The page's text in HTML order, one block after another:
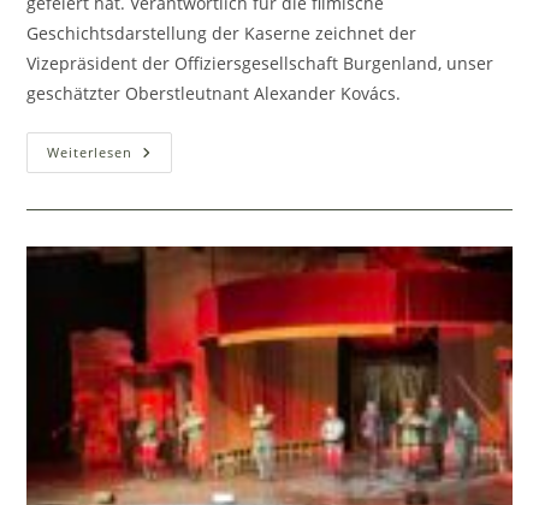
Geschichtsdarstellung der Kaserne zeichnet der
Vizepräsident der Offiziersgesellschaft Burgenland, unser
geschätzter Oberstleutnant Alexander Kovács.
Weiterlesen Filmpremiere:
“Kreidestaub